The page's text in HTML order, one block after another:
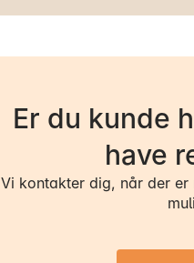
Er du kunde
have
Vi kontakter dig, når der